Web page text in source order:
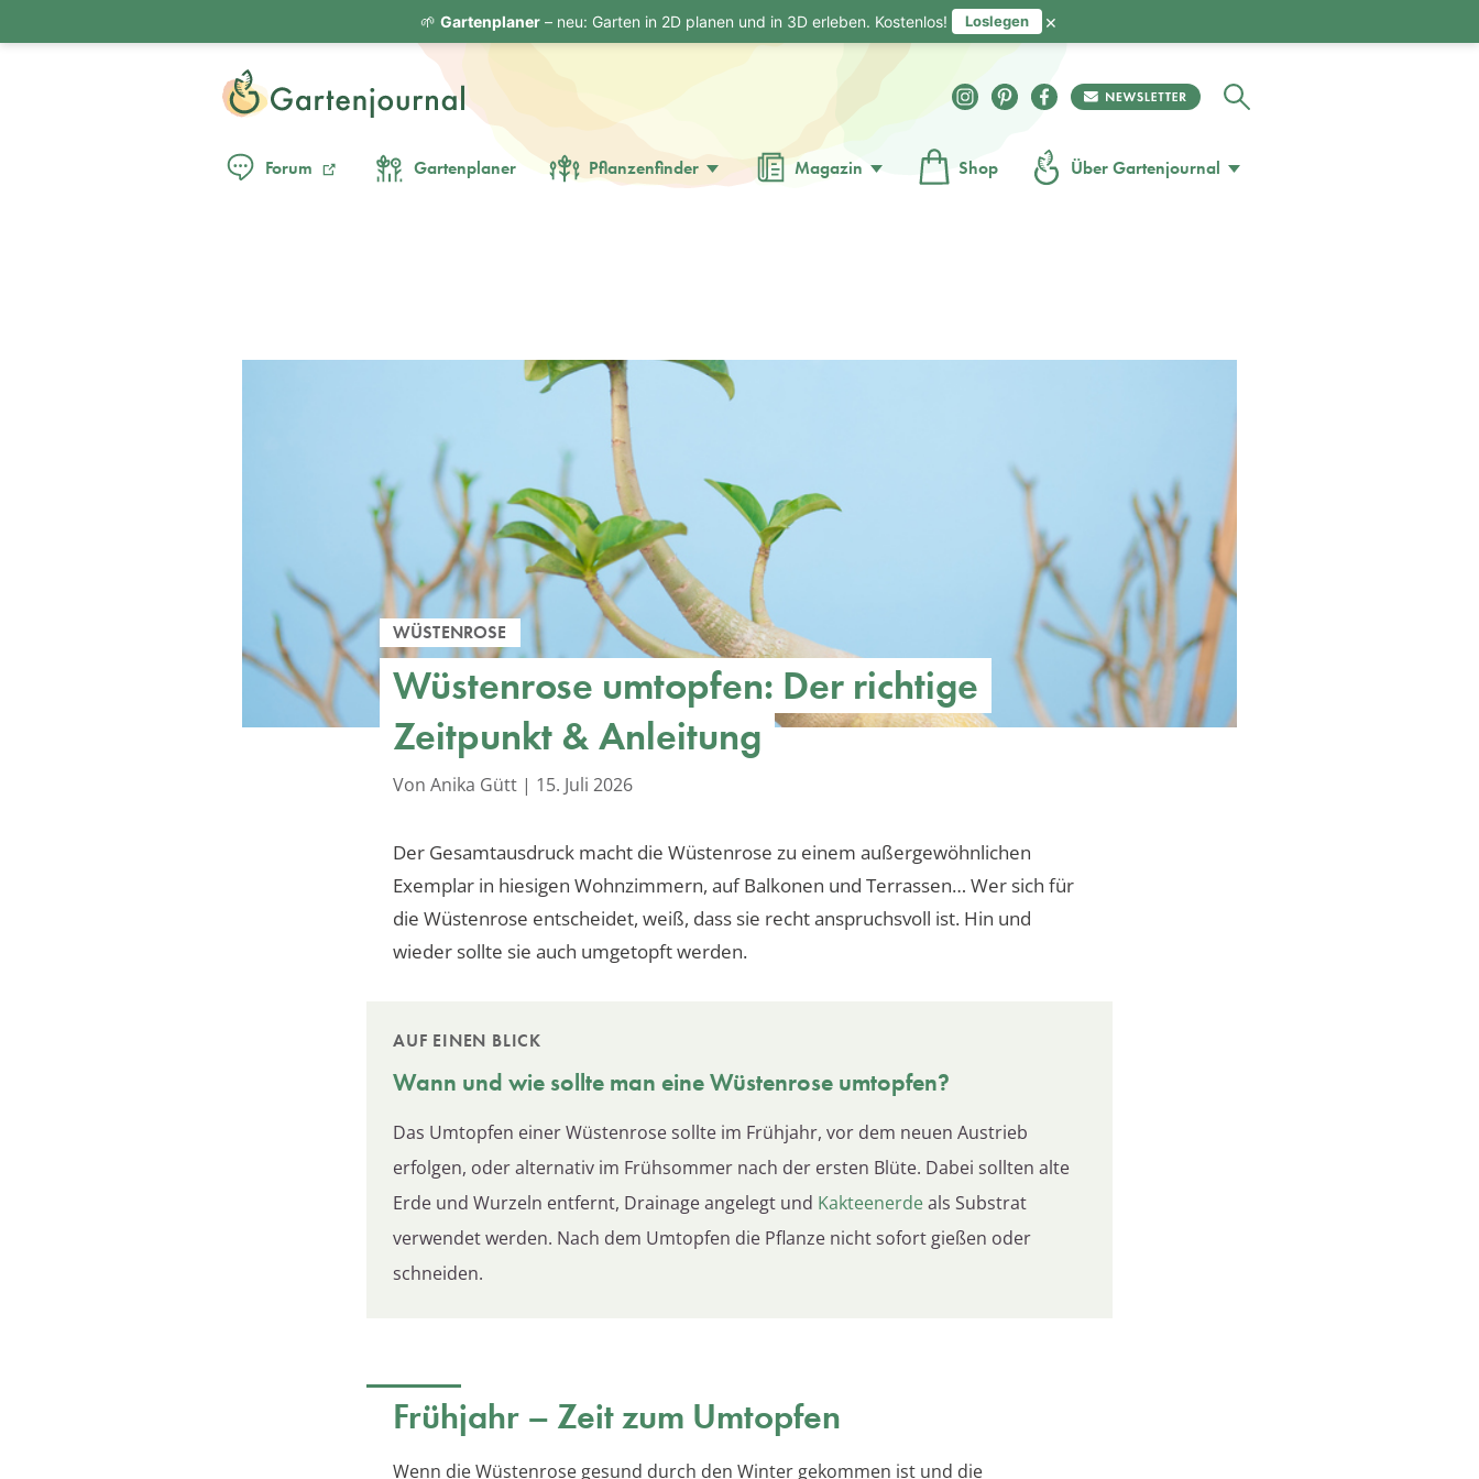
Forum Gartenplaner Pflanzenfinder Magazin Shop Über Gartenjournal
WÜSTENROSE
Wüstenrose umtopfen: Der richtige
Zeitpunkt & Anleitung
Von Anika Gütt | 15. Juli 2026
Der Gesamtausdruck macht die Wüstenrose zu einem außergewöhnlichen
Exemplar in hiesigen Wohnzimmern, auf Balkonen und Terrassen… Wer sich für
die Wüstenrose entscheidet, weiß, dass sie recht anspruchsvoll ist. Hin und
wieder sollte sie auch umgetopft werden.
AUF EINEN BLICK
Wann und wie sollte man eineWüstenrose umtopfen?
Das Umtopfen einer Wüstenrose sollte im Frühjahr, vor dem neuen Austrieb
erfolgen, oder alternativ im Frühsommer nach der ersten Blüte. Dabei sollten alte
Erde und Wurzeln entfernt, Drainage angelegt und Kakteenerdeals Substrat
verwendet werden. Nach dem Umtopfen die Pflanze nicht sofort gießen oder
schneiden.
Frühjahr – Zeit zum Umtopfen
Wenn die Wüstenrose gesund durch den Winter gekommen ist und die
🌱 Gartenplaner– neu: Garten in 2D planen und in 3D erleben. Kostenlos! Loslegen ×